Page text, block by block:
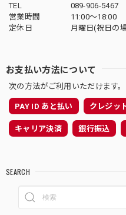
TEL
089-906-5467
営業時間
11:00〜18:00
定休日
月曜日(祝日の
お支払い方法について
次の方法がご利用いただけます。
PAY ID あと払い クレジッ
キャリア決済 銀行振込
SEARCH